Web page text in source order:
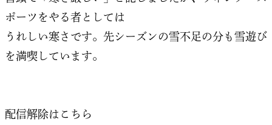
ポーツをやる者としては
うれしい寒さです。先シーズンの雪不足の分も雪遊び
を満喫しています。
配信解除はこちら